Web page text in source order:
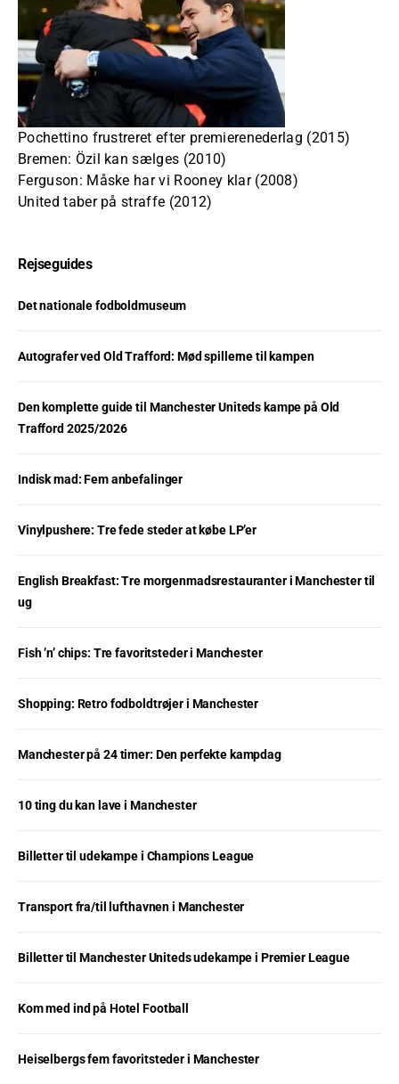
Pochettino frustreret efter premierenederlag (2015)
Bremen: Özil kan sælges (2010)
Ferguson: Måske har vi Rooney klar (2008)
United taber på straffe (2012)
Rejseguides
Det nationale fodboldmuseum
Autografer ved Old Trafford: Mød spillerne til kampen
Den komplette guide til Manchester Uniteds kampe på Old
Trafford 2025/2026
Indisk mad: Fem anbefalinger
Vinylpushere: Tre fede steder at købe LP’er
English Breakfast: Tre morgenmadsrestauranter i Manchester til
ug
Fish ’n’ chips: Tre favoritsteder i Manchester
Shopping: Retro fodboldtrøjer i Manchester
Manchester på 24 timer: Den perfekte kampdag
10 ting du kan lave i Manchester
Billetter til udekampe i Champions League
Transport fra/til lufthavnen i Manchester
Billetter til Manchester Uniteds udekampe i Premier League
Kom med ind på Hotel Football
Heiselbergs fem favoritsteder i Manchester